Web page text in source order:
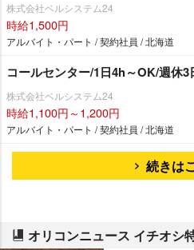
株式会社ベルシステム24
時給1,500円
アルバイト・パート / 契約社員 / 北海道
コールセンター/1日4h～OK/週休
株式会社ベルシステム24
時給1,100円～1,200円
アルバイト・パート / 契約社員 / 北海道
続きは
オリコンニュース イチオシ